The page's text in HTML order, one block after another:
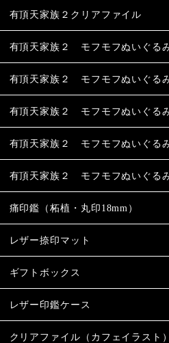
有頂天家族２クリアファイル
有頂天家族２ モフモフぬいぐる
有頂天家族２ モフモフぬいぐる
有頂天家族２ モフモフぬいぐる
有頂天家族２ モフモフぬいぐる
有頂天家族２ モフモフぬいぐる
痛印鑑（柘植・丸印18mm）
レザー捺印マット
ギフトボックス
レザー印鑑ケース
クリアファイル（カフェイラスト）